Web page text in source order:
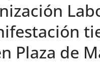
Plaza de